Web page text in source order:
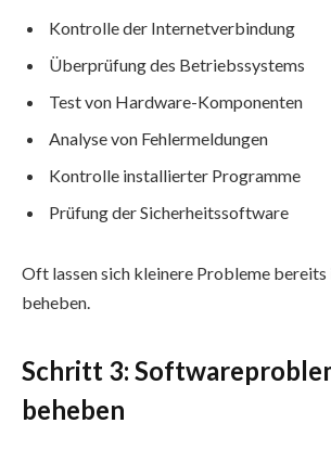
Kontrolle der Internetverbindung
Überprüfung des Betriebssystems
Test von Hardware-Komponenten
Analyse von Fehlermeldungen
Kontrolle installierter Programme
Prüfung der Sicherheitssoftware
Oft lassen sich kleinere Probleme bereits
beheben.
Schritt 3:
beheben